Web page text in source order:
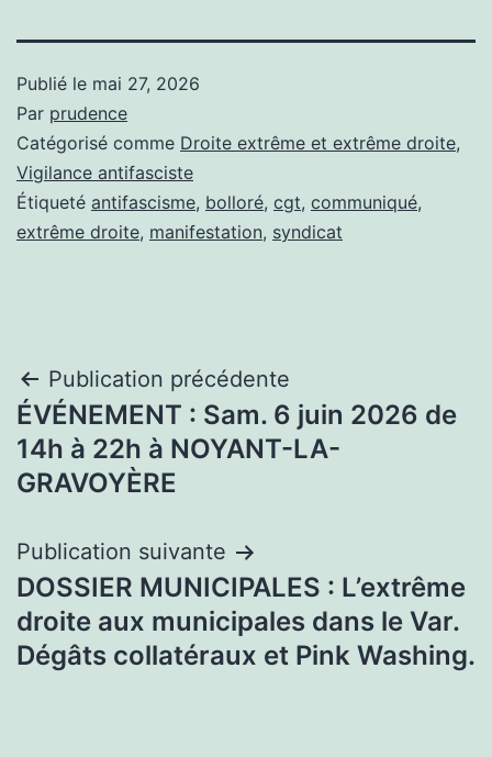
Publié le mai 27, 2026
Par prudence
Catégorisé comme Droite extrême et extrême droite,
Vigilance antifasciste
Étiqueté antifascisme, bolloré, cgt, communiqué,
extrême droite, manifestation, syndicat
Navigation
de
l’article
Publication précédente
ÉVÉNEMENT : Sam. 6 juin 2026 de
14h à 22h à NOYANT-LA-
GRAVOYÈRE
Publication suivante
DOSSIER MUNICIPALES : L’extrême
droite aux municipales dans le Var.
Dégâts collatéraux et Pink Washing.